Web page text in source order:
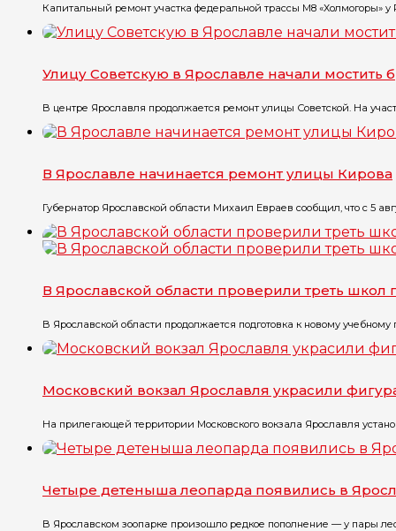
Капитальный ремонт участка федеральной трассы М8 «Холмогоры» у
Улицу Советскую в Ярославле начали мостить
В центре Ярославля продолжается ремонт улицы Советской. На
В Ярославле начинается ремонт улицы Кирова
Губернатор Ярославской области Михаил Евраев сообщил, что с 5
В Ярославской области проверили треть
В Ярославской области продолжается подготовка к новому
Московский вокзал Ярославля украсили
На прилегающей территории Московского вокзала Ярославля
Четыре детеныша леопарда появились в
В Ярославском зоопарке произошло редкое пополнение — у пары